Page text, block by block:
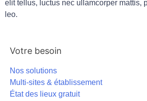
elit tellus, luctus nec ullamcorper mattis,
leo.
Votre besoin
Nos solutions
Multi-sites & établissement
État des lieux gratuit